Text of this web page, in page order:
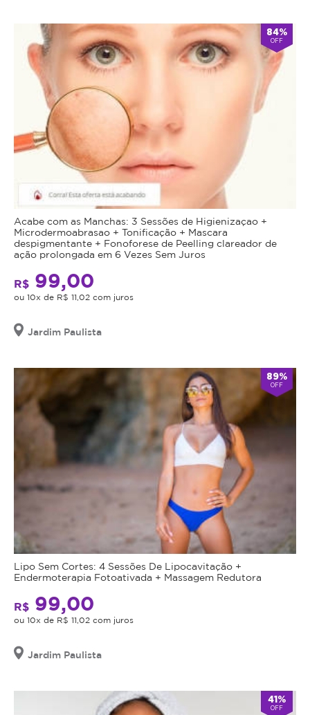
84%
OFF
Acabe com as Manchas: 3 Sessões de Higienizaçao +
Microdermoabrasao + Tonificação + Mascara
despigmentante + Fonoforese de Peelling clareador de
ação prolongada em 6 Vezes Sem Juros
R$ 99,00
ou 10x de R$ 11,02 com juros
Jardim Paulista
89%
OFF
Lipo Sem Cortes: 4 Sessões De Lipocavitação +
Endermoterapia Fotoativada + Massagem Redutora
R$ 99,00
ou 10x de R$ 11,02 com juros
Jardim Paulista
41%
OFF